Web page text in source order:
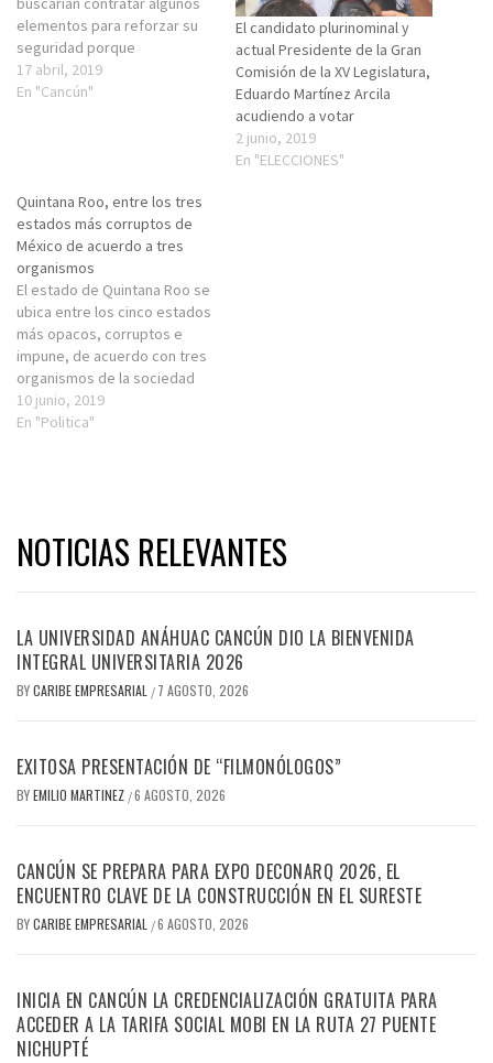
elementos para reforzar su
seguridad porque
actualmente los elementos
privados están en desventaja
Quintana Roo. Hace una
semana, una persona fue
ejecutada en…
17 abril, 2019
En "Cancún"
El candidato plurinominal y
actual Presidente de la Gran
Comisión de la XV Legislatura,
Eduardo Martínez Arcila
acudiendo a votar
2 junio, 2019
En "ELECCIONES"
Quintana Roo, entre los tres
estados más corruptos de
México de acuerdo a tres
organismos
El estado de Quintana Roo se
ubica entre los cinco estados
más opacos, corruptos e
impune, de acuerdo con tres
organismos de la sociedad
civil, uno internacional, por lo
que el Comité de
el…
10 junio, 2019
En "Politica"
NOTICIAS RELEVANTES
LA UNIVERSIDAD ANÁHUAC CANCÚN DIO LA BIENVENIDA
INTEGRAL UNIVERSITARIA 2026
BYCARIBE EMPRESARIAL / 7 AGOSTO, 2026
EXITOSA PRESENTACIÓN DE “FILMONÓLOGOS”
BYEMILIO MARTINEZ /6 AGOSTO, 2026
CANCÚN SE PREPARA PARA EXPO DECONARQ 2026, EL
ENCUENTRO CLAVE DE LA CONSTRUCCIÓN EN EL SURESTE
BYCARIBE EMPRESARIAL /6 AGOSTO, 2026
INICIA EN CANCÚN LA CREDENCIALIZACIÓN GRATUITA PARA
ACCEDER A LA TARIFA SOCIAL MOBI EN LA RUTA 27 PUENTE
NICHUPTÉ